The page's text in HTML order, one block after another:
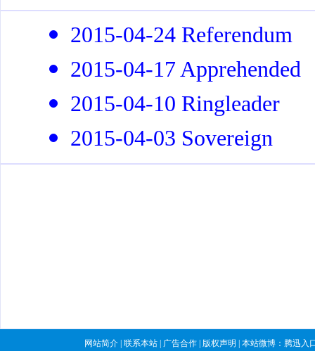
2015-04-24 Referendum
2015-04-17 Apprehended
2015-04-10 Ringleader
2015-04-03 Sovereign
网站简介 联系本站 广告合作 版权声明 | 本站微博： 腾迅入